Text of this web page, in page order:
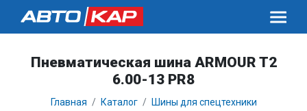
Пневматическая шина ARMOUR T2
6.00-13 PR8
Главная Каталог
Шины для спецтехники